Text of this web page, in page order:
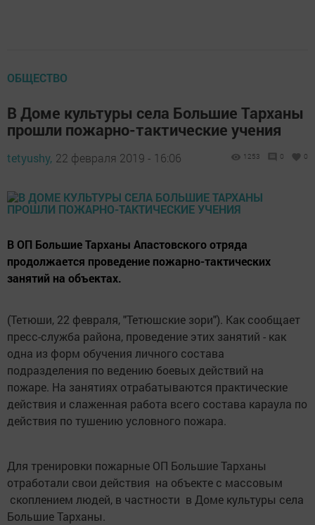
ОБЩЕСТВО
В Доме культуры села Большие Тарханы
прошли пожарно-тактические учения
tetyushy, 22 февраля 2019 - 16:06 1253 0 0
В ОП Большие Тарханы Апастовского отряда
продолжается проведение пожарно-тактических
занятий на объектах.
(Тетюши, 22 февраля, "Тетюшские зори"). Как сообщает
пресс-служба района, проведение этих занятий - как
одна из форм обучения личного состава
подразделения по ведению боевых действий на
пожаре. На занятиях отрабатываются практические
действия и слаженная работа всего состава караула по
действия по тушению условного пожара.
Для тренировки пожарные ОП Большие Тарханы
отработали свои действия на объекте с массовым
скоплением людей, в частности в Доме культуры села
Большие Тарханы.